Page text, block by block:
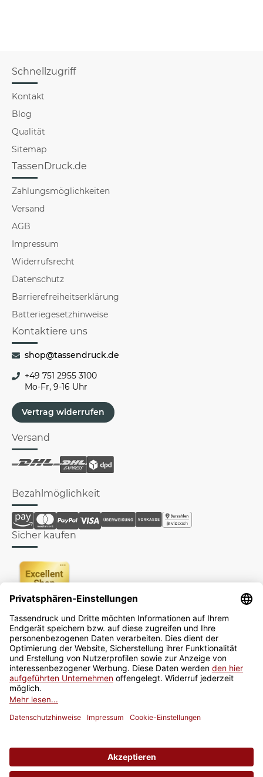
Schnellzugriff
Kontakt
Blog
Qualität
Sitemap
TassenDruck.de
Zahlungsmöglichkeiten
Versand
AGB
Impressum
Widerrufsrecht
Datenschutz
Barrierefreiheitserklärung
Batteriegesetzhinweise
Kontaktiere uns
shop@tassendruck.de
+49 751 2955 3100
Mo-Fr, 9-16 Uhr
Vertrag widerrufen
Versand
Bezahlmöglichkeit
Sicher kaufen
Newsletter